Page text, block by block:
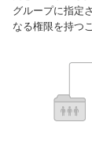
グループに指定
なる権限を持つ